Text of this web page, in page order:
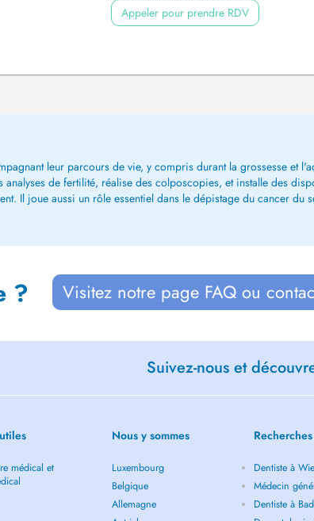
Appeler pour prendre RDV
leur parcours de vie, y compris durant la grossesse et
de fertilité, réalise des colposcopies, et installe des
Il joue aussi un rôle essentiel dans le dépistage du cancer du
? Visitez notre page FAQ ou
Suivez-nous et
médical et
Nous y sommes
Luxembourg
Belgique
Allemagne
Dentiste à
Médecin
Dentiste à